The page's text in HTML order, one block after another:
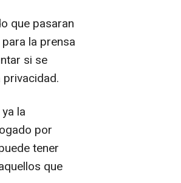
que pasaran
la prensa
si se
la
por
tener
que